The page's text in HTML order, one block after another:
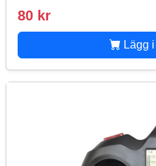
80 kr
Lägg